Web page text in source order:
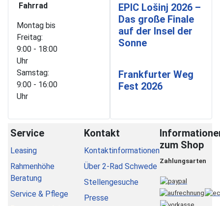
Fahrrad
Montag bis
Freitag:
9:00 - 18:00
Uhr
Samstag:
9:00 - 16:00
Uhr
EPIC Lošinj 2026 –
Das große Finale
auf der Insel der
Sonne
Frankfurter Weg
Fest 2026
Service
Leasing
Rahmenhöhe
Beratung
Service & Pflege
Kontakt
Kontaktinformationen
Über 2-Rad Schwede
Stellengesuche
Presse
zum Shop
Zahlungsarten